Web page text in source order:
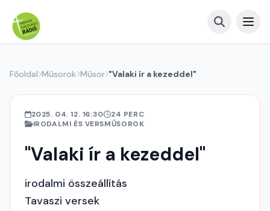
Főoldal Műsorok Műsor "Valaki ír a kezeddel"
2025. 04. 12. 16:30
24 PERC
IRODALMI ÉS VERSMŰSOROK
"Valaki ír a kezeddel"
irodalmi összeállítás
Tavaszi versek